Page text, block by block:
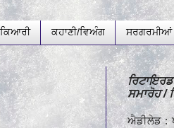
ਕਿਆਰੀ ਕਹਾਣੀ/ਵਿਅੰਗ ਸਰਗਰਮੀਆਂ
ਸਮਾਰੋਹ /
ਐਡੀਲੇਡ :